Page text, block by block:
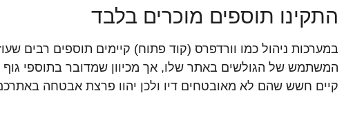
התקינו תוספים מוכרים בלבד
במערכות ניהול כמו וורדפרס (קוד פתוח) קיימים תוספים רבים
המשתמש של הגולשים באתר שלו, אך מכיוון שמדובר בתוספי גוף
קיים חשש שהם לא מאובטחים דיו ולכן יהוו פרצת אבטחה